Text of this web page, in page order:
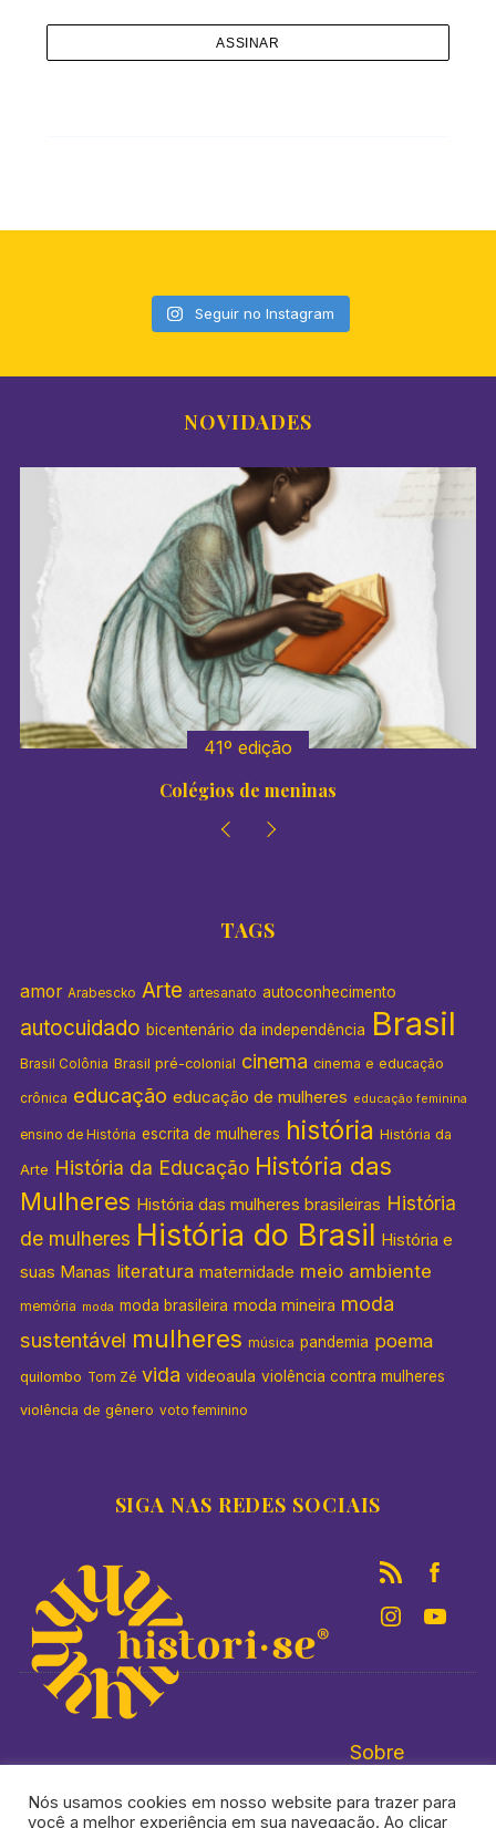
Seguir no Instagram
NOVIDADES
41º edição
Colégios de meninas
TAGS
amor Arabescko Arte artesanato autoconhecimento
autocuidado bicentenário da independência Brasil
Brasil Colônia Brasil pré-colonial cinema cinema e educação
crônica educação educação de mulheres educação feminina
ensino de História escrita de mulheres história História da
Arte História da Educação História das
Mulheres História das mulheres brasileiras História
de mulheres História do Brasil História e
suas Manas literatura maternidade meio ambiente
memória moda moda brasileira moda mineira moda
sustentável mulheres música pandemia poema
quilombo Tom Zé vida videoaula violência contra mulheres
violência de gênero voto feminino
SIGA NAS REDES SOCIAIS
Sobre
Nós usamos cookies em nosso website para trazer para
você a melhor experiência em sua navegação. Ao clicar